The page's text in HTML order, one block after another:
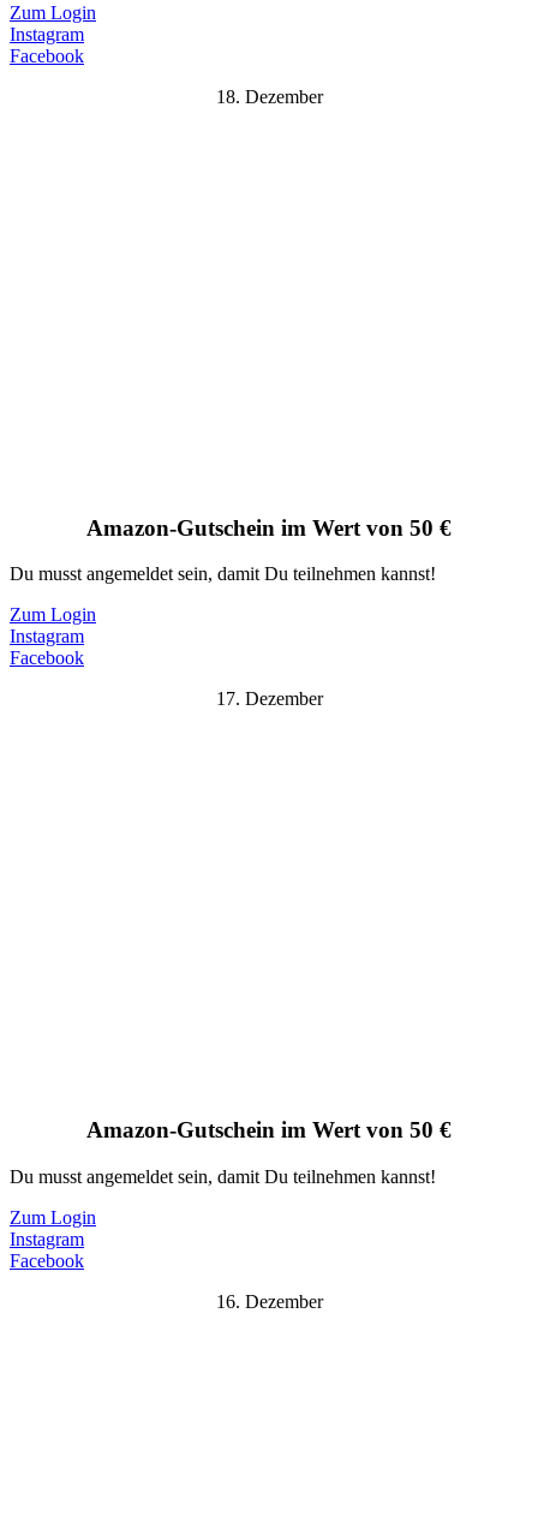
Zum Login
Instagram
Facebook
18. Dezember
Amazon-Gutschein im Wert von 50 €
Du musst angemeldet sein, damit Du teilnehmen kannst!
Zum Login
Instagram
Facebook
17. Dezember
Amazon-Gutschein im Wert von 50 €
Du musst angemeldet sein, damit Du teilnehmen kannst!
Zum Login
Instagram
Facebook
16. Dezember